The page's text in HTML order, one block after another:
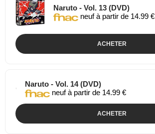
Naruto - Vol. 13 (DVD)
neuf à partir de 14.99 €
ACHETER
Naruto - Vol. 14 (DVD)
neuf à partir de 14.99 €
ACHETER